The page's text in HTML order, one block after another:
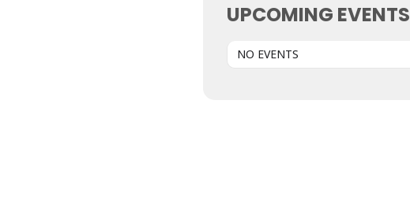
UPCOMING EVENTS
NO EVENTS